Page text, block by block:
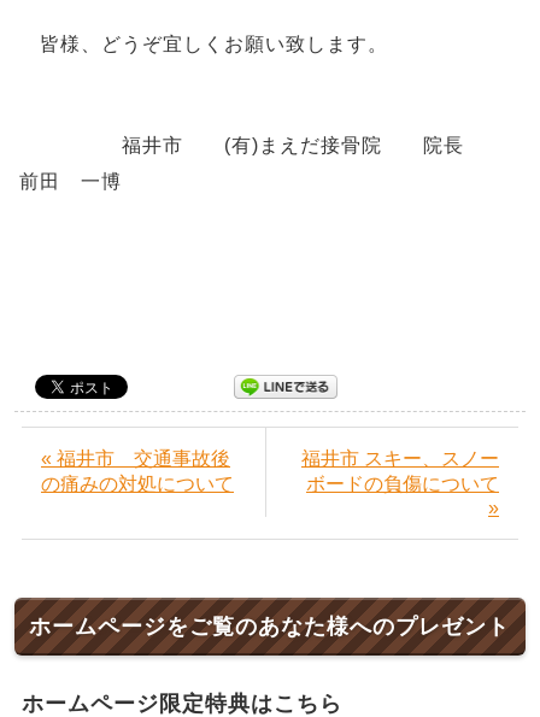
皆様、どうぞ宜しくお願い致します。
福井市 (有)まえだ接骨院 院長
前田 一博
« 福井市 交通事故後
の痛みの対処について
福井市 スキー、スノー
ボードの負傷について
»
ホームページをご覧のあなた様へのプレゼント
ホームページ限定特典はこちら